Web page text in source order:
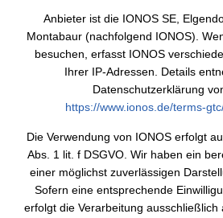
Anbieter ist die IONOS SE,
Montabaur (nachfolgend IONOS).
besuchen, erfasst IONOS
Ihrer IP-Adressen. Details
Datenschutzerklärung
https://www.ionos.de/terms-
Die Verwendung von IONOS erfolgt
Abs. 1 lit. f DSGVO. Wir haben ein
einer möglichst zuverlässigen
Sofern eine entsprechende
erfolgt die Verarbeitung ausschließlich